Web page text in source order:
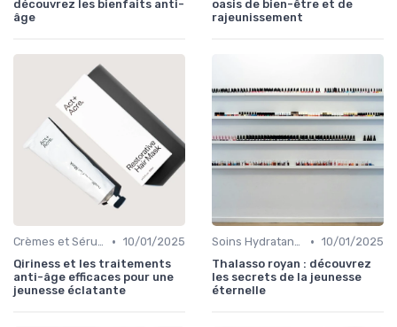
découvrez les bienfaits anti-
âge
oasis de bien-être et de
rajeunissement
Crèmes et Sérums Anti-Rides • 10/01/2025
Qiriness et les traitements
anti-âge efficaces pour une
jeunesse éclatante
Soins Hydratants Raffermissants • 10/01/2025
Thalasso royan : découvrez
les secrets de la jeunesse
éternelle